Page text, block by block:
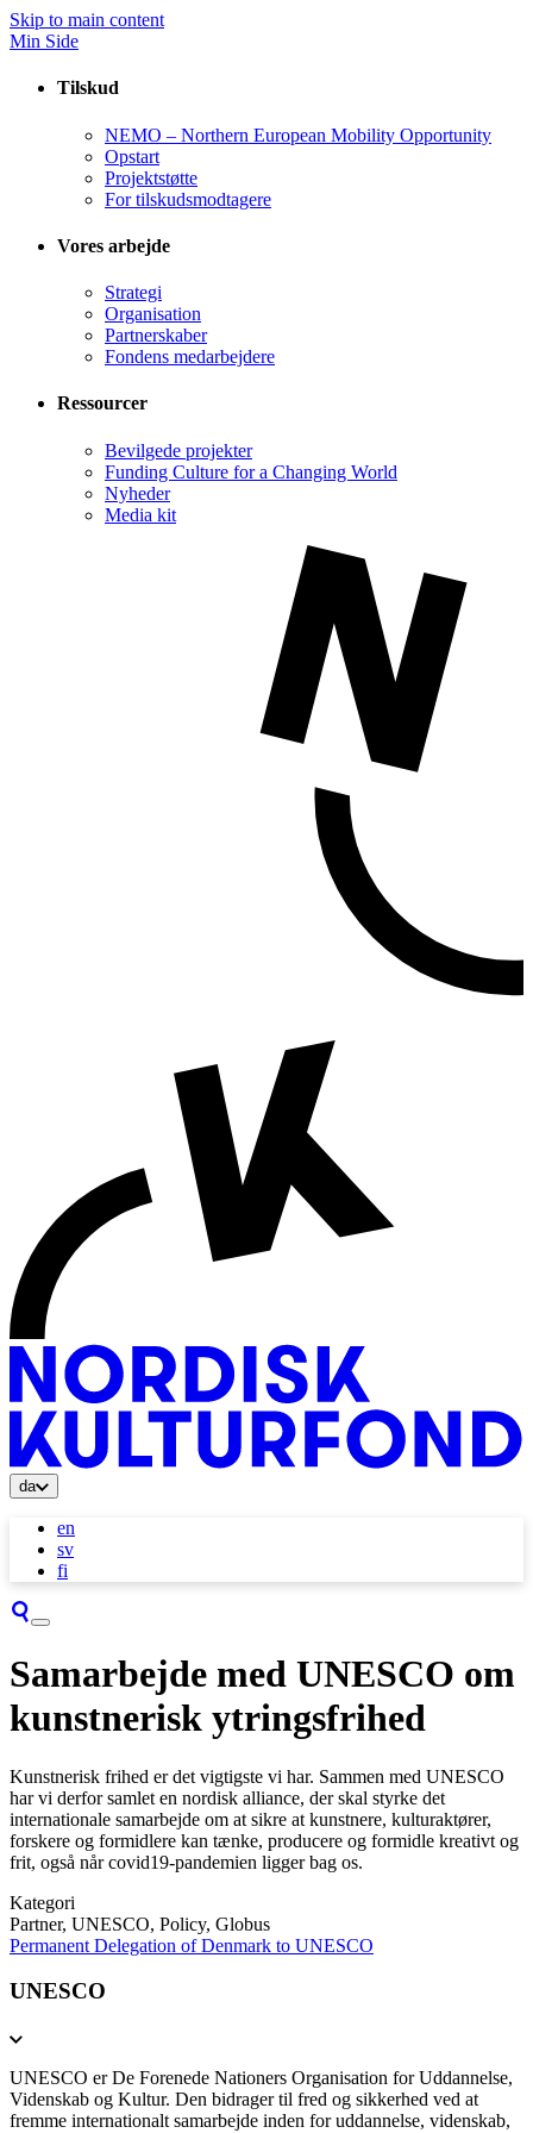
Skip to main content
Min Side
Tilskud
NEMO – Northern European Mobility Opportunity
Opstart
Projektstøtte
For tilskudsmodtagere
Vores arbejde
Strategi
Organisation
Partnerskaber
Fondens medarbejdere
Ressourcer
Bevilgede projekter
Funding Culture for a Changing World
Nyheder
Media kit
da
en
sv
fi
Samarbejde med UNESCO om
kunstnerisk ytringsfrihed
Kunstnerisk frihed er det vigtigste vi har. Sammen med UNESCO
har vi derfor samlet en nordisk alliance, der skal styrke det
internationale samarbejde om at sikre at kunstnere, kulturaktører,
forskere og formidlere kan tænke, producere og formidle kreativt og
frit, også når covid19-pandemien ligger bag os.
Kategori
Partner, UNESCO, Policy, Globus
Permanent Delegation of Denmark to UNESCO
UNESCO
UNESCO er De Forenede Nationers Organisation for Uddannelse,
Videnskab og Kultur. Den bidrager til fred og sikkerhed ved at
fremme internationalt samarbejde inden for uddannelse, videnskab,